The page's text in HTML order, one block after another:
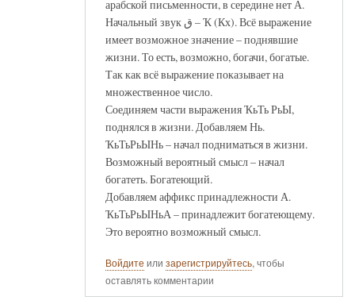
арабской письменности, в середине нет А.
Начальный звук ق – Ҡ (Кх). Всё выражение
имеет возможное значение – поднявшие
жизни. То есть, возможно, богачи, богатые.
Так как всё выражение показывает на
множественное число.
Соединяем части выражения ҠьТь РьЫ,
поднялся в жизни. Добавляем Нь.
ҠьТьРьЫНь – начал подниматься в жизни.
Возможный вероятный смысл – начал
богатеть. Богатеющий.
Добавляем аффикс принадлежности А.
ҠьТьРьЫНьА – принадлежит богатеющему.
Это вероятно возможный смысл.
Войдите или зарегистрируйтесь, чтобы
оставлять комментарии